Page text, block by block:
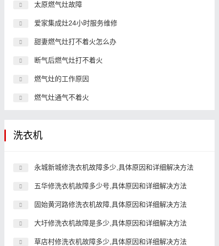
太原燃气灶故障
爱家集成灶24小时服务维修
甜妻燃气灶打不着火怎么办
断气后燃气灶打不着火
燃气灶的工作原因
燃气灶通气不着火
洗衣机
永城新城修洗衣机故障多少,具体原因和详细解决方法
五华修洗衣机故障多少号,具体原因和详细解决方法
固始黄河路修洗衣机故障,具体原因和详细解决方法
大圩修洗衣机故障是多少,具体原因和详细解决方法
草店村修洗衣机故障多少,具体原因和详细解决方法